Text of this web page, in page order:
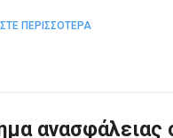
ΠΕΡΙΣΣΟΤΕΡΑ
ανασφάλειας